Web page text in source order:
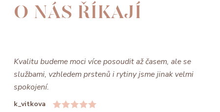
O NÁS ŘÍKAJÍ
Kvalitu budeme moci více posoudit až časem, ale se
službami, vzhledem prstenů i rytiny jsme jinak velmi
spokojení.
k_vitkova